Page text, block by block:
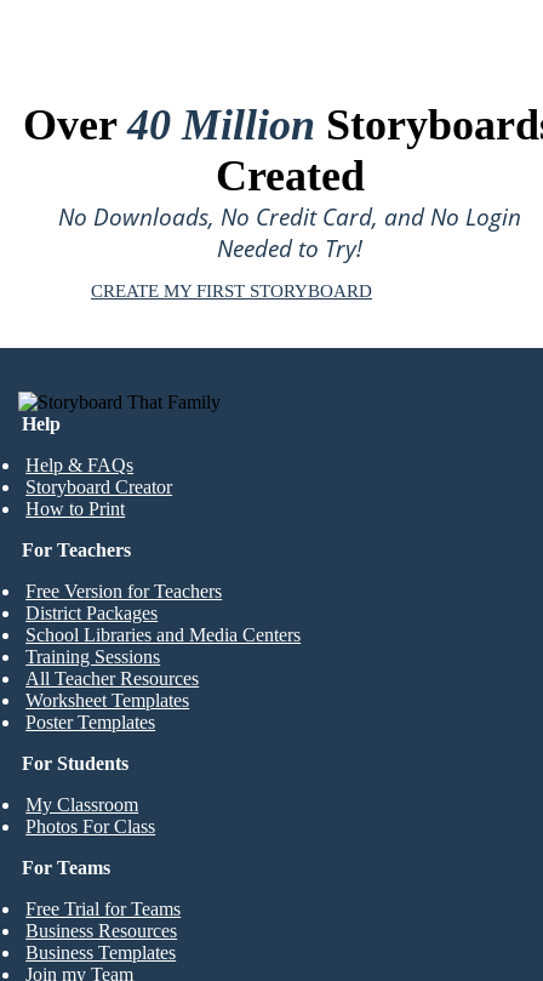
Over40 Million
Created
No Downloads, No Credit Card, and No Login
Needed to Try!
CREATE MY FIRST STORYBOARD
Help
Help & FAQs
Storyboard Creator
How to Print
For Students
My Classroom
Photos For Class
For Teachers
Free Version for Teachers
District Packages
School Libraries and Media Centers
Training Sessions
All Teacher Resources
Worksheet Templates
Poster Templates
For Teams
Free Trial for Teams
Business Resources
Business Templates
Join my Team